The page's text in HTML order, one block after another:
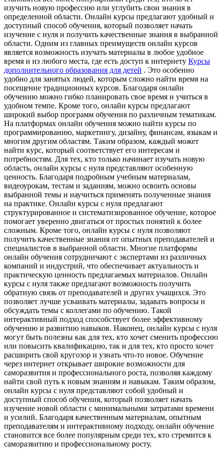
изучить новую профессию или углубить свои знания в
определенной области. Онлайн курсы предлагают удобный и
доступный способ обучения, который позволяет начать
изучение с нуля и получить качественные знания в выбранной
области. Одним из главных преимуществ онлайн курсов
является возможность изучать материалы в любое удобное
время и из любого места, где есть доступ к интернету Курсы
дополнительного образования для детей . Это особенно
удобно для занятых людей, которым сложно найти время на
посещение традиционных курсов. Благодаря онлайн
обучению можно гибко планировать свое время и учиться в
удобном темпе. Кроме того, онлайн курсы предлагают
широкий выбор программ обучения по различным тематикам.
На платформах онлайн обучения можно найти курсы по
программированию, маркетингу, дизайну, финансам, языкам и
многим другим областям. Таким образом, каждый может
найти курс, который соответствует его интересам и
потребностям. Для тех, кто только начинает изучать новую
область, онлайн курсы с нуля представляют особенную
ценность. Благодаря подробным учебным материалам,
видеоурокам, тестам и заданиям, можно освоить основы
выбранной темы и научиться применять полученные знания
на практике. Онлайн курсы с нуля предлагают
структурированное и систематизированное обучение, которое
помогает уверенно двигаться от простых понятий к более
сложным. Кроме того, онлайн курсы с нуля позволяют
получить качественные знания от опытных преподавателей и
специалистов в выбранной области. Многие платформы
онлайн обучения сотрудничают с экспертами из различных
компаний и индустрий, что обеспечивает актуальность и
практическую ценность предлагаемых материалов. Онлайн
курсы с нуля также предлагают возможность получить
обратную связь от преподавателей и других учащихся. Это
позволяет лучше усваивать материалы, задавать вопросы и
обсуждать темы с коллегами по обучению. Такой
интерактивный подход способствует более эффективному
обучению и развитию навыков. Наконец, онлайн курсы с нуля
могут быть полезны как для тех, кто хочет сменить профессию
или повысить квалификацию, так и для тех, кто просто хочет
расширить свой кругозор и узнать что-то новое. Обучение
через интернет открывает широкие возможности для
саморазвития и профессионального роста, позволяя каждому
найти свой путь к новым знаниям и навыкам. Таким образом,
онлайн курсы с нуля представляют собой удобный и
доступный способ обучения, который позволяет начать
изучение новой области с минимальными затратами времени
и усилий. Благодаря качественным материалам, опытным
преподавателям и интерактивному подходу, онлайн обучение
становится все более популярным среди тех, кто стремится к
саморазвитию и профессиональному росту.